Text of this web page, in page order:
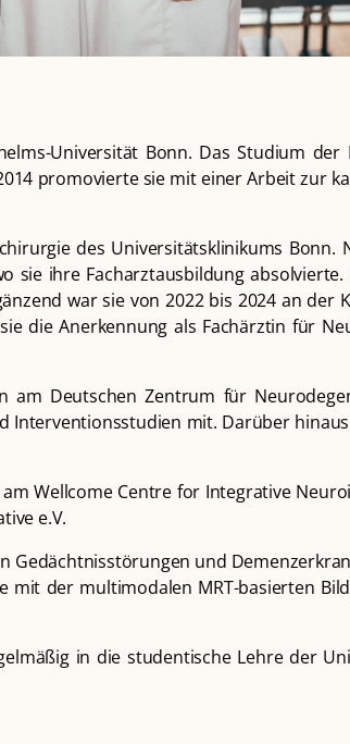
Universität Bonn. Das Studium der
promovierte sie mit einer Arbeit zur
des Universitätsklinikums Bonn.
sie ihre Facharztausbildung absolvierte.
war sie von 2022 bis 2024 an der
die Anerkennung als Fachärztin für
am Deutschen Zentrum für
Interventionsstudien mit. Darüber
Wellcome Centre for Integrative
e.V.
Gedächtnisstörungen und
mit der multimodalen MRT-basierten
in die studentische Lehre der